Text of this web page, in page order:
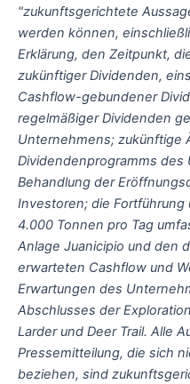
"zukunftsgerichtete
werden können,
Erklärung, den Zeitpunkt,
zukünftiger Dividenden,
Cashflow-gebundener
regelmäßiger Dividenden
Unternehmens; zukünftige
Dividendenprogramms
Behandlung der
Investoren; die
4.000 Tonnen pro Tag
Anlage Juanicipio und den
erwarteten Cashflow und
Erwartungen des
Abschlusses der
Larder und Deer Trail. Alle
Pressemitteilung, die sich
beziehen, sind